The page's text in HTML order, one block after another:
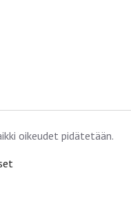
oikeudet pidätetään.